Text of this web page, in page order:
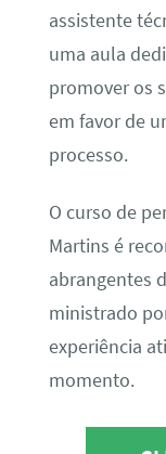
assistente
uma aula
promover os
em favor de
processo.
O curso de
Martins é
abrangentes
ministrado
experiência
momento.